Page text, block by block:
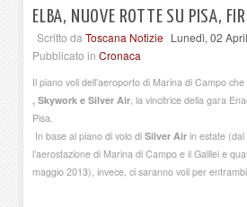
ELBA, NUOVE ROTTE SU PISA,
Scritto da Toscana Notizie Lunedì, 02
Pubblicato in Cronaca
Il piano voli dell’aeroporto di Marina di Campo
, Skywork e Silver Air , la vincitrice della gara
Pisa.
In base al piano di volo di Silver Air in estate
l’aerostazione di Marina di Campo e il Galilei e
maggio 2013), invece, ci saranno voli per